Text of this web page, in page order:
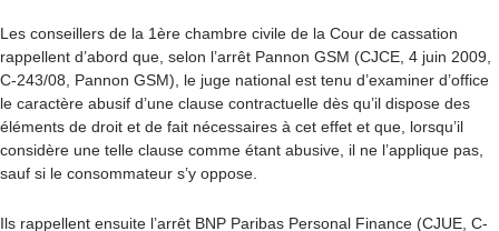
Les conseillers de la 1ère chambre civile de la Cour de cassation
rappellent d’abord que, selon l’arrêt Pannon GSM (CJCE, 4 juin 2009,
C-243/08, Pannon GSM), le juge national est tenu d’examiner d’office
le caractère abusif d’une clause contractuelle dès qu’il dispose des
éléments de droit et de fait nécessaires à cet effet et que, lorsqu’il
considère une telle clause comme étant abusive, il ne l’applique pas,
sauf si le consommateur s’y oppose.
Ils rappellent ensuite l’arrêt BNP Paribas Personal Finance (CJUE, C-